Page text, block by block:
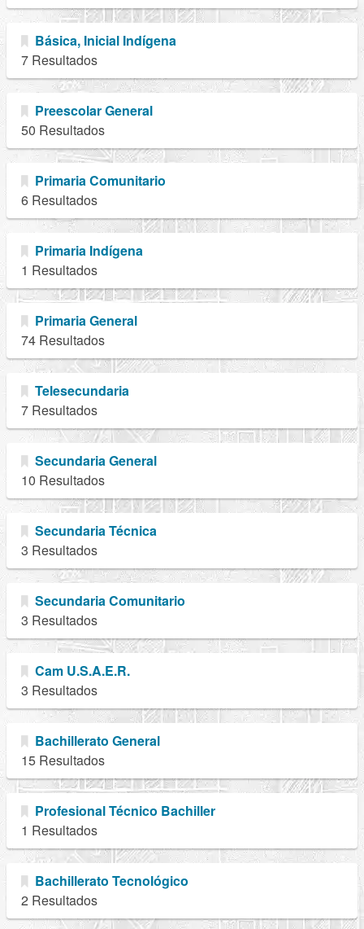
Básica, Inicial Indígena
7 Resultados
Preescolar General
50 Resultados
Primaria Comunitario
6 Resultados
Primaria Indígena
1 Resultados
Primaria General
74 Resultados
Telesecundaria
7 Resultados
Secundaria General
10 Resultados
Secundaria Técnica
3 Resultados
Secundaria Comunitario
3 Resultados
Cam U.S.A.E.R.
3 Resultados
Bachillerato General
15 Resultados
Profesional Técnico Bachiller
1 Resultados
Bachillerato Tecnológico
2 Resultados